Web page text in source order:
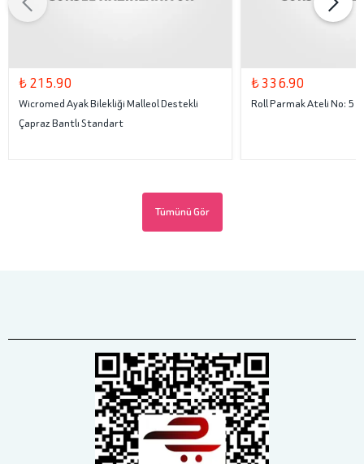
₺ 215.90
Wicromed Ayak Bilekliği Malleol Destekli
Çapraz Bantlı Standart
₺ 336.90
Roll Parmak Ateli No: 5
Tümünü Gör